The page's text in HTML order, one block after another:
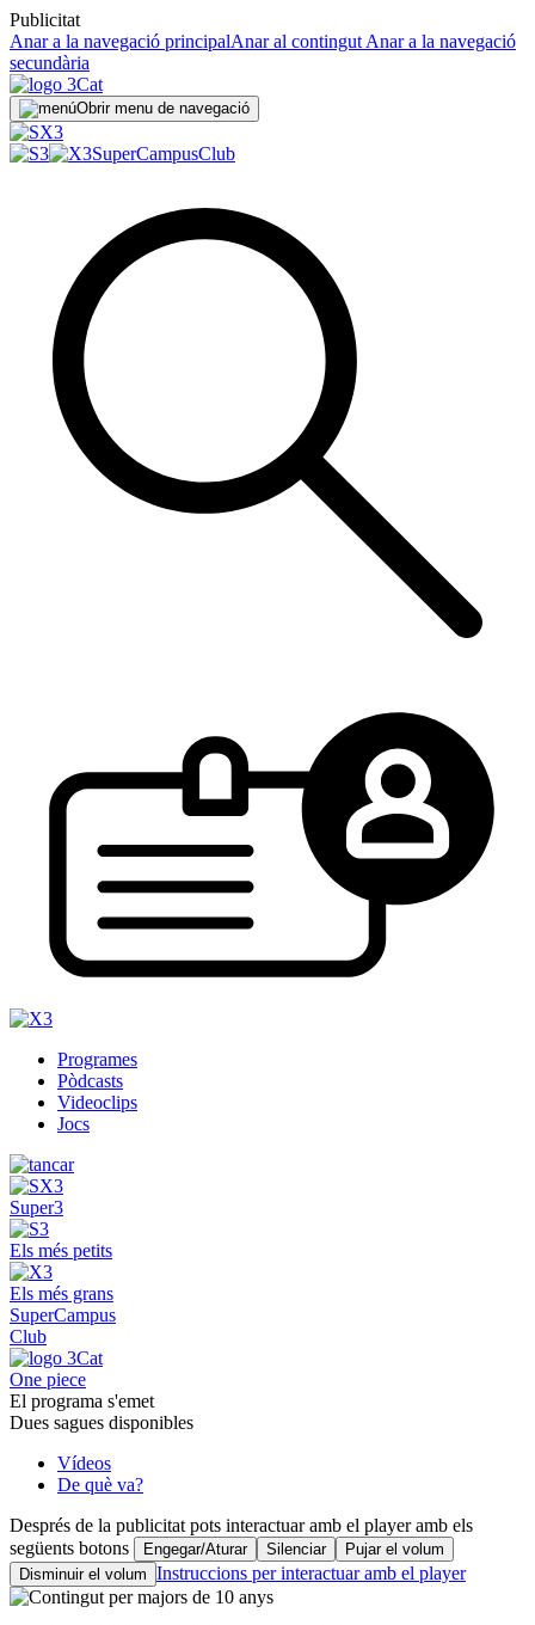
Publicitat
Anar a la navegació principalAnar al contingut Anar a la navegació
secundària
Obrir menu de navegació
SuperCampusClub
Programes
Pòdcasts
Videoclips
Jocs
Super3
Els més petits
Els més grans
SuperCampus
Club
One piece
El programa s'emet
Dues sagues disponibles
Vídeos
De què va?
Després de la publicitat pots interactuar amb el player amb els
següents botons
Engegar/Aturar Silenciar
Pujar el volum
Disminuir el volum Instruccions per interactuar amb el player